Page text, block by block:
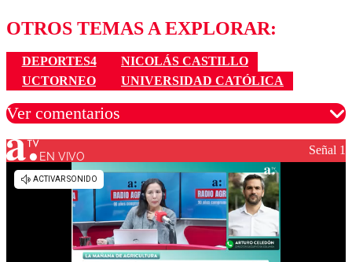
OTROS TEMAS A EXPLORAR:
DEPORTES4
NICOLÁS CASTILLO
UCTORNEO
UNIVERSIDAD CATÓLICA
Ver comentarios
Los comentarios son moderados para garantizar un
diálogo respetuoso.
EN VIVO Señal 1